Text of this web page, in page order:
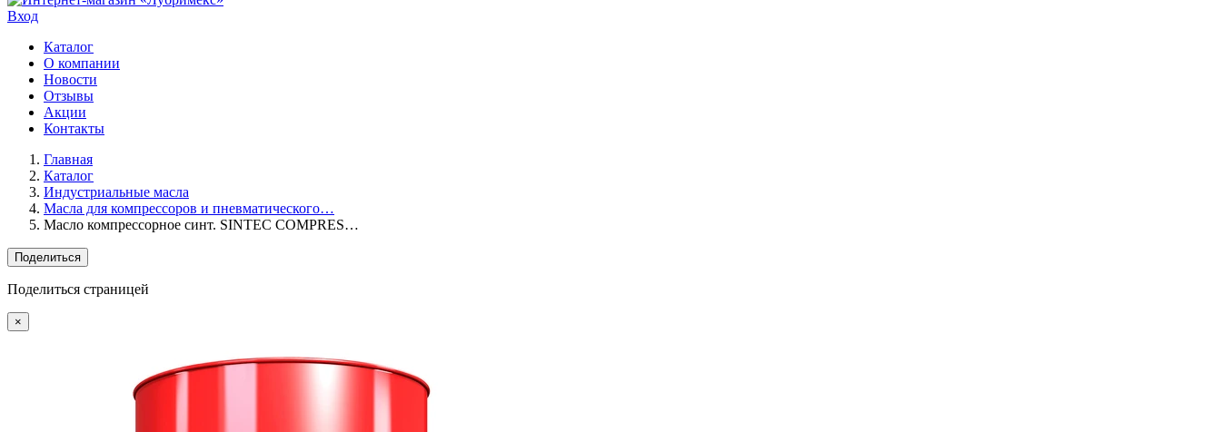
Вход
Каталог
О компании
Новости
Отзывы
Акции
Контакты
Главная
Каталог
Индустриальные масла
Масла для компрессоров и пневматического…
Масло компрессорное синт. SINTEC COMPRES…
Поделиться
Поделиться страницей
×